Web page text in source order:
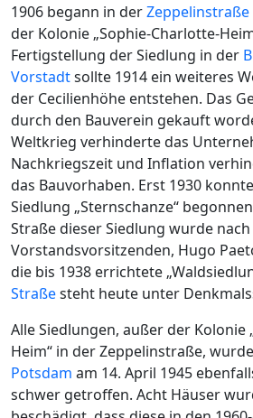
1906 begann in derZeppelinstraße
der Kolonie „Sophie-Charlotte-
Fertigstellung der Siedlung in der
Vorstadtsollte 1914 ein weiteres
der Cecilienhöhe entstehen. Das
durch den Bauverein gekauft
Weltkrieg verhinderte das
Nachkriegszeit und Inflation
das Bauvorhaben. Erst 1930
Siedlung „Sternschanze“
Straße dieser Siedlung wurde
Vorstandsvorsitzenden, Hugo
die bis 1938 errichtete
Straßesteht heute unter
Alle Siedlungen, außer der Kolonie
Heim“ in der Zeppelinstraße,
Potsdam am 14. April 1945
schwer getroffen. Acht Häuser